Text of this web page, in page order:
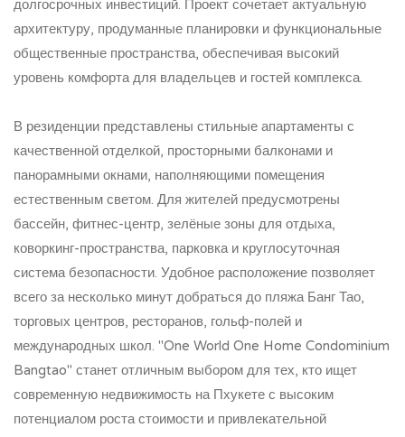
долгосрочных инвестиций. Проект сочетает актуальную
архитектуру, продуманные планировки и функциональные
общественные пространства, обеспечивая высокий
уровень комфорта для владельцев и гостей комплекса.
В резиденции представлены стильные апартаменты с
качественной отделкой, просторными балконами и
панорамными окнами, наполняющими помещения
естественным светом. Для жителей предусмотрены
бассейн, фитнес-центр, зелёные зоны для отдыха,
коворкинг-пространства, парковка и круглосуточная
система безопасности. Удобное расположение позволяет
всего за несколько минут добраться до пляжа Банг Тао,
торговых центров, ресторанов, гольф-полей и
международных школ. "One World One Home Condominium
Bangtao" станет отличным выбором для тех, кто ищет
современную недвижимость на Пхукете с высоким
потенциалом роста стоимости и привлекательной